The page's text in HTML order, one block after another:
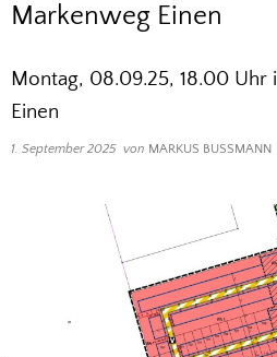
Markenweg Einen
Montag, 08.09.25, 18.00 Uhr
Einen
1. September 2025 von MARKUS BUSSMANN